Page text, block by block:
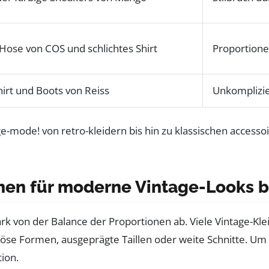
von COS und schlichtes Shirt
und Boots von Reiss
für moderne Vintage-Looks
von der Balance der Proportionen ab. Viele Vintage-
Formen, ausgeprägte Taillen oder weite Schnitte.